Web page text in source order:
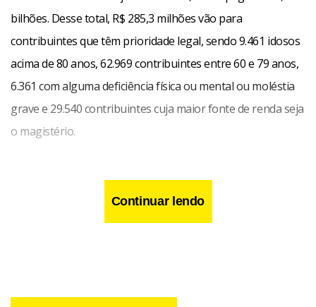
bilhões. Desse total, R$ 285,3 milhões vão para
contribuintes que têm prioridade legal, sendo 9.461 idosos
acima de 80 anos, 62.969 contribuintes entre 60 e 79 anos,
6.361 com alguma deficiência física ou mental ou moléstia
grave e 29.540 contribuintes cuja maior fonte de renda seja
o magistério.
Continuar lendo